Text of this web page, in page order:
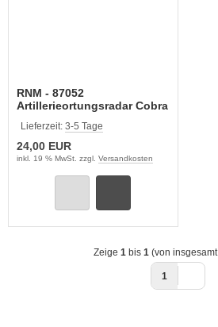
RNM - 87052
Artillerieortungsradar Cobra
Lieferzeit: 3-5 Tage
24,00 EUR
inkl. 19 % MwSt. zzgl. Versandkosten
Zeige 1 bis 1 (von insgesamt
1